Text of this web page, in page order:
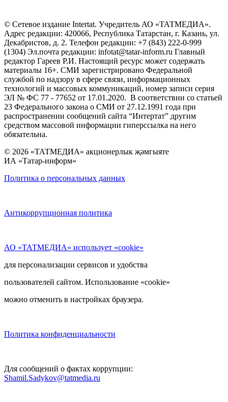
© Сетевое издание Intertat. Учредитель АО «ТАТМЕДИА».
Адрес редакции: 420066, Республика Татарстан, г. Казань, ул.
Декабристов, д. 2. Телефон редакции: +7 (843) 222-0-999
(1304) Эл.почта редакции: infotat@tatar-inform.ru Главный
редактор Гареев Р.И. Настоящий ресурс может содержать
материалы 16+. СМИ зарегистрировано Федеральной
службой по надзору в сфере связи, информационных
технологий и массовых коммуникаций, номер записи серия
ЭЛ № ФС 77 - 77652 от 17.01.2020. В соответствии со статьей
23 Федерального закона о СМИ от 27.12.1991 года при
распространении сообщений сайта “Интертат” другим
средством массовой информации гиперссылка на него
обязательна.
© 2026 «ТАТМЕДИА» акционерлык җәмгыяте
ИА «Татар-информ»
Политика о персональных данных
Антикоррупционная политика
АО «ТАТМЕДИА» использует «cookie»
для персонализации сервисов и удобства
пользователей сайтом. Использование «cookie»
можно отменить в настройках браузера.
Политика конфиденциальности
Для сообщений о фактах коррупции:
Shamil.Sadykov@tatmedia.ru